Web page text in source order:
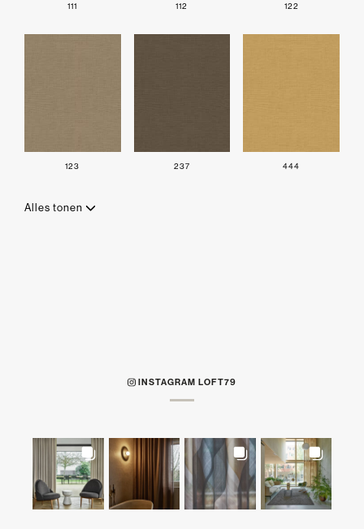
111 112 122
123 237 444
Alles tonen
INSTAGRAM LOFT79